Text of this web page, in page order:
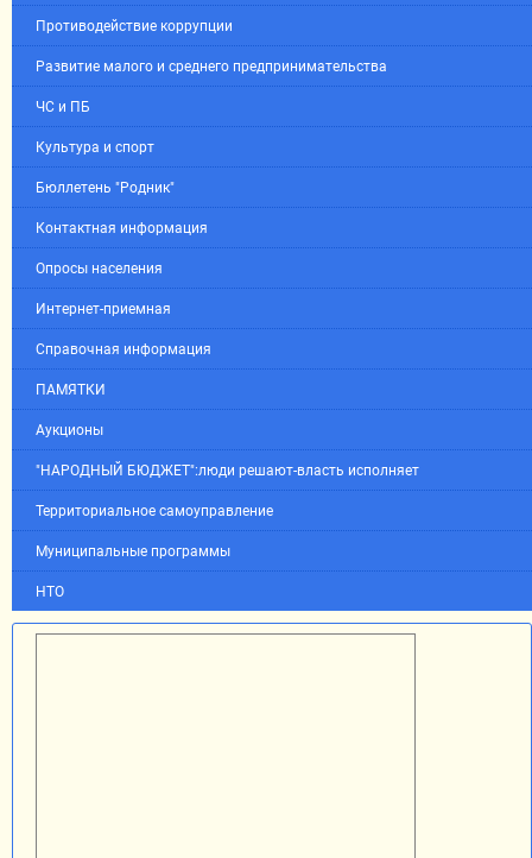
Противодействие коррупции
Развитие малого и среднего предпринимательства
ЧС и ПБ
Культура и спорт
Бюллетень "Родник"
Контактная информация
Опросы населения
Интернет-приемная
Справочная информация
ПАМЯТКИ
Аукционы
"НАРОДНЫЙ БЮДЖЕТ":люди решают-власть исполняет
Территориальное самоуправление
Муниципальные программы
НТО